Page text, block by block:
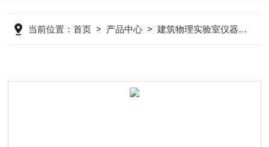
当前位置：首页 > 产品中心 >建筑物理实验室仪器与设备